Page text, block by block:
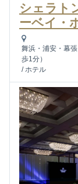
シェラト
ーベイ・
舞浜・浦安・幕
歩1分）
/ ホテル